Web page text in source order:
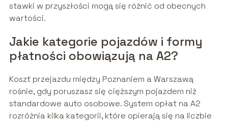
stawki w przyszłości mogą się różnić od obecnych
wartości.
Jakie kategorie pojazdów i formy
płatności obowiązują na A2?
Koszt przejazdu między Poznaniem a Warszawą
rośnie, gdy poruszasz się cięższym pojazdem niż
standardowe auto osobowe. System opłat na A2
rozróżnia kilka kategorii, które opierają się na liczbie